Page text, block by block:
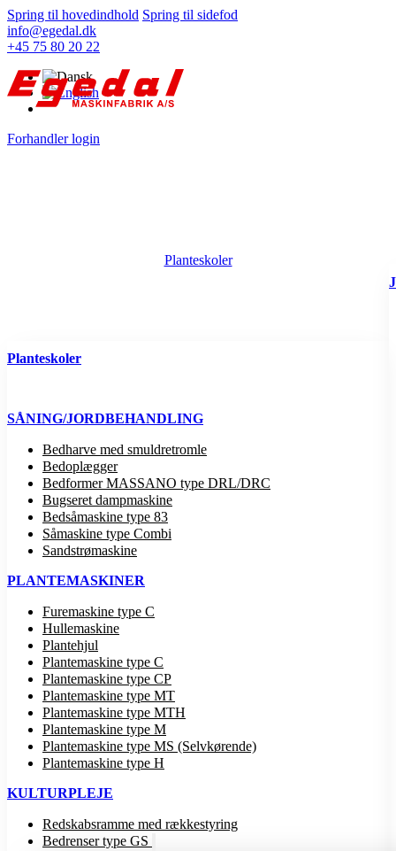
Spring til hovedindhold Spring til sidefod
info@egedal.dk
+45 75 80 20 22
Forhandler login
Planteskoler
Planteskoler
SÅNING/JORDBEHANDLING
Bedharve med smuldretromle
Bedoplægger
Bedformer MASSANO type DRL/DRC
Bugseret dampmaskine
Bedsåmaskine type 83
Såmaskine type Combi
Sandstrømaskine
PLANTEMASKINER
Furemaskine type C
Hullemaskine
Plantehjul
Plantemaskine type C
Plantemaskine type CP
Plantemaskine type MT
Plantemaskine type MTH
Plantemaskine type M
Plantemaskine type MS (Selvkørende)
Plantemaskine type H
KULTURPLEJE
Redskabsramme med rækkestyring
Bedrenser type GS